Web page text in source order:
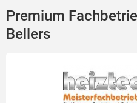
Premium
Bellers